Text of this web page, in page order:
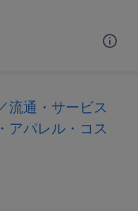
流通・サービス
アパレル・コス